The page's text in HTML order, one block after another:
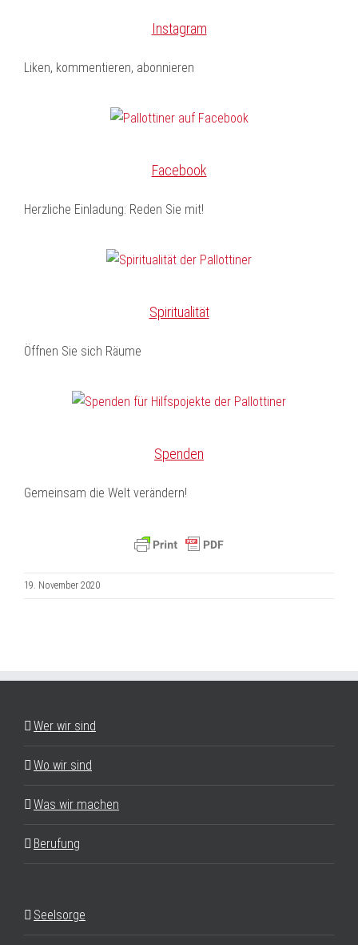
Instagram
Liken, kommentieren, abonnieren
Facebook
Herzliche Einladung: Reden Sie mit!
Spiritualität
Öffnen Sie sich Räume
Spenden
Gemeinsam die Welt verändern!
19. November 2020
Wer wir sind
Wo wir sind
Was wir machen
Berufung
Seelsorge